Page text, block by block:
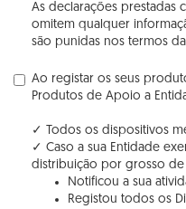
As declarações prestadas
omitem qualquer
são punidas nos termos
Ao registar os seus
Produtos de Apoio a
✓ Todos os dispositivos
✓ Caso a sua Entidade
distribuição por grosso
Notificou a sua
Registou todos os